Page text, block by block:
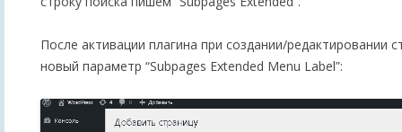
После активации плагина при создании/редактировании
новый параметр “Subpages Extended Menu Label”: